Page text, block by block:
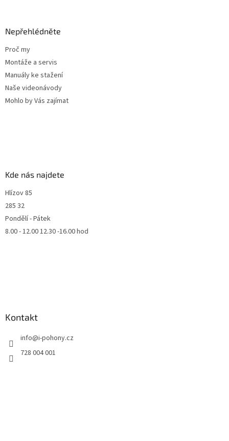
Nepřehlédněte
Proč my
Montáže a servis
Manuály ke stažení
Naše videonávody
Mohlo by Vás zajímat
Kde nás najdete
Hlízov 85
285 32
Pondělí - Pátek
8.00 - 12.00 12.30 -16.00 hod
Kontakt
info@i-pohony.cz
728 004 001